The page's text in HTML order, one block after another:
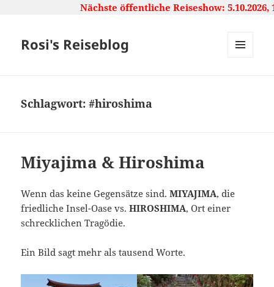
Nächste öffentliche Reiseshow: 5.10.2026,
Rosi's Reiseblog
Schlagwort:#hiroshima
Miyajima & Hiroshima
Wenn das keine Gegensätze sind.MIYAJIMA, die
friedliche Insel-Oase vs.HIROSHIMA, Ort einer
schrecklichen Tragödie.
Ein Bild sagt mehr als tausend Worte.